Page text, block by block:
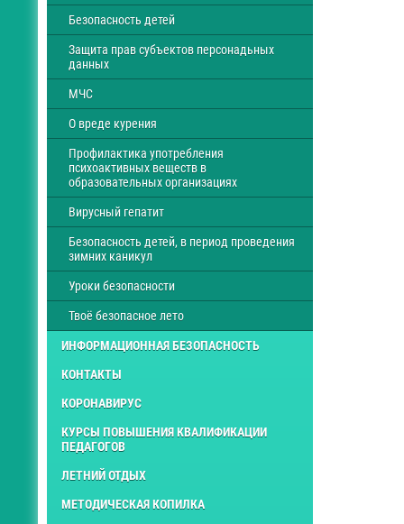
Безопасность детей
Защита прав субъектов персонадьных
данных
МЧС
О вреде курения
Профилактика употребления
психоактивных веществ в
образовательных организациях
Вирусный гепатит
Безопасность детей, в период проведения
зимних каникул
Уроки безопасности
Твоё безопасное лето
ИНФОРМАЦИОННАЯ БЕЗОПАСНОСТЬ
КОНТАКТЫ
КОРОНАВИРУС
КУРСЫ ПОВЫШЕНИЯ КВАЛИФИКАЦИИ
ПЕДАГОГОВ
ЛЕТНИЙ ОТДЫХ
МЕТОДИЧЕСКАЯ КОПИЛКА